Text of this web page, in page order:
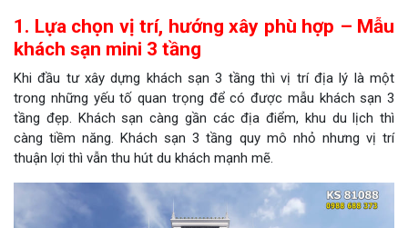
1. Lựa chọn vị trí, hướng xây phù hợp – Mẫu
khách sạn mini 3 tầng
Khi đầu tư xây dựng khách sạn 3 tầng thì vị trí địa lý là một
trong những yếu tố quan trọng để có được mẫu khách sạn 3
tầng đẹp. Khách sạn càng gần các địa điểm, khu du lịch thì
càng tiềm năng. Khách sạn 3 tầng quy mô nhỏ nhưng vị trí
thuận lợi thì vẫn thu hút du khách mạnh mẽ.